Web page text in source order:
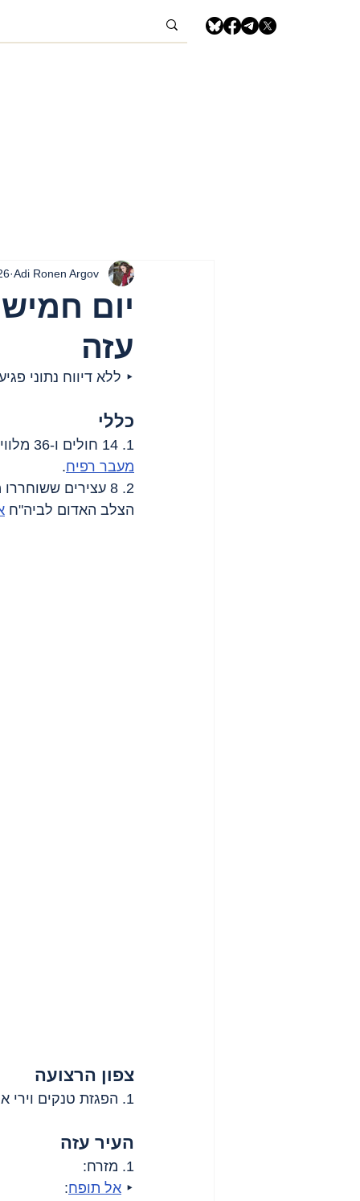
עזה
Adi Ronen Argov
26
‣ ללא דיווח נתוני פגיעות בנפש
כללי
1. 14 חולים ו-36 מלווים עזבו את רצועת עזה לקבלת טיפול בחו"ל ו-75 תושבים שבו אליה דרך
מעבר רפיח.
2. 8 עצירים ששוחררו ממתקני כליאה בישראל שבו לרצועה דרך
הצלב האדום לביה"ח
צפון הרצועה
1. הפגזת טנקים וירי ארטילרי מזרחית ל
העיר עזה
1. מזרח:
‣ אל תופח: